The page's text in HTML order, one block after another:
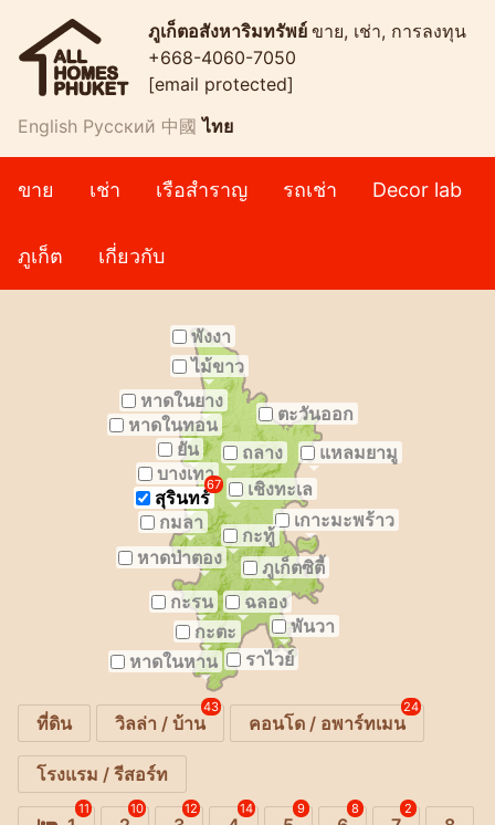
ภูเก็ตอสังหาริมทรัพย์ ขาย, เช่า, การลงทุน
+668-4060-7050
[email protected]
English Русский 中國 ไทย
ขาย เช่า เรือสำราญ รถเช่า Decor lab
ภูเก็ต เกี่ยวกับ
พังงา
ไม้ขาว
หาดในยาง
ตะวันออก
หาดในทอน
ยัน
ถลาง
บางเทา
แหลมยามู
เชิงทะเล
สุรินทร์
67
กมลา เกาะมะพร้าว
กะทู้
หาดป่าตอง
ภูเก็ตซิตี้
ฉลอง
กะรน
พันวา
กะตะ
ราไวย์
หาดในหาน
ที่ดิน วิลล่า / บ้าน
43
คอนโด / อพาร์ทเมน
24
โรงแรม / รีสอร์ท
11 10 12 14 9 8 2